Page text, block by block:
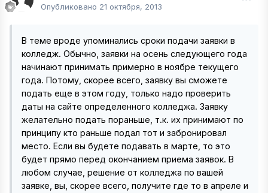
Опубликовано 21 октября, 2013
В теме вроде упоминались сроки подачи заявки в
колледж. Обычно, заявки на осень следующего года
начинают принимать примерно в ноябре текущего
года. Потому, скорее всего, заявку вы сможете
подать еще в этом году, только надо проверить
даты на сайте определенного колледжа. Заявку
желательно подать пораньше, т.к. их принимают по
принципу кто раньше подал тот и забронировал
место. Если вы будете подавать в марте, то это
будет прямо перед окончанием приема заявок. В
любом случае, решение от колледжа по вашей
заявке, вы, скорее всего, получите где то в апреле и